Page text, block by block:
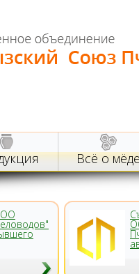
Всё о
ОО